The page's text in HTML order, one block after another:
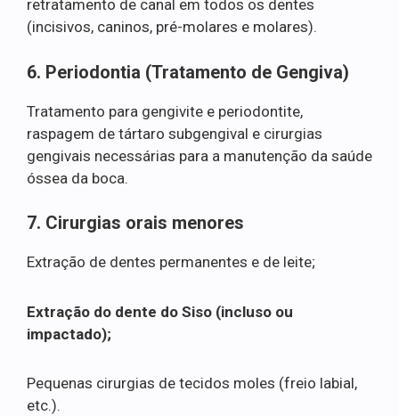
retratamento de canal em todos os dentes
(incisivos, caninos, pré-molares e molares).
6. Periodontia (Tratamento de Gengiva)
Tratamento para gengivite e periodontite,
raspagem de tártaro subgengival e cirurgias
gengivais necessárias para a manutenção da saúde
óssea da boca.
7. Cirurgias orais menores
Extração de dentes permanentes e de leite;
Extração do dente do Siso (incluso ou
impactado);
Pequenas cirurgias de tecidos moles (freio labial,
etc.).